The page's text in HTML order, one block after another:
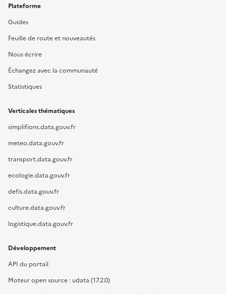
Plateforme
Guides
Feuille de route et nouveautés
Nous écrire
Échangez avec la communauté
Statistiques
Verticales thématiques
simplifions.data.gouv.fr
meteo.data.gouv.fr
transport.data.gouv.fr
ecologie.data.gouv.fr
defis.data.gouv.fr
culture.data.gouv.fr
logistique.data.gouv.fr
Développement
API du portail
Moteur open source : udata (17.2.0)